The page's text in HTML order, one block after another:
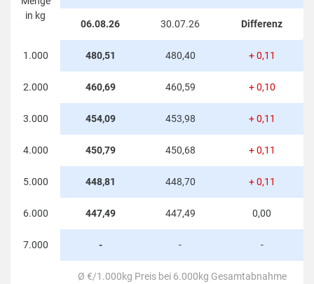
bzw. -3,11% unter dem 1.000 kg
Durchschnittspreis bei 6.000 kg
Gesamtabnahme für Deutschland.
in kg
06.08.26 30.07.26 Differenz
1.000 480,51 480,40 + 0,11
2.000 460,69 460,59 + 0,10
3.000 454,09 453,98 + 0,11
4.000 450,79 450,68 + 0,11
5.000 448,81 448,70 + 0,11
6.000 447,49 447,49 0,00
7.000 - - -
Ø €/1.000kg Preis bei 6.000kg Gesamtabnahme